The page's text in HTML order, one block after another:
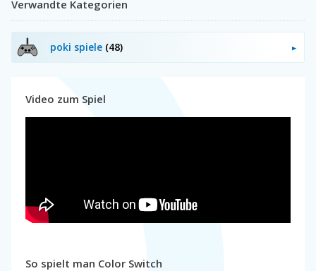
Verwandte Kategorien
poki spiele (48)
Video zum Spiel
So spielt man Color Switch